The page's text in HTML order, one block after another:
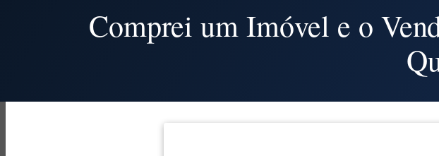
Comprei um Imóvel e o